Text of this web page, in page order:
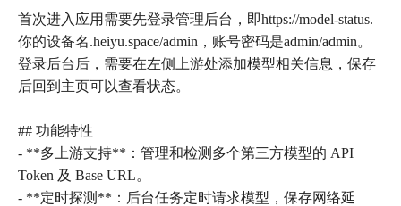
首次进入应用需要先登录管理后台，即https://model-status.
你的设备名.heiyu.space/admin，账号密码是admin/admin。
登录后台后，需要在左侧上游处添加模型相关信息，保存
后回到主页可以查看状态。
## 功能特性
- **多上游支持**：管理和检测多个第三方模型的 API
Token 及 Base URL。
- **定时探测**：后台任务定时请求模型，保存网络延